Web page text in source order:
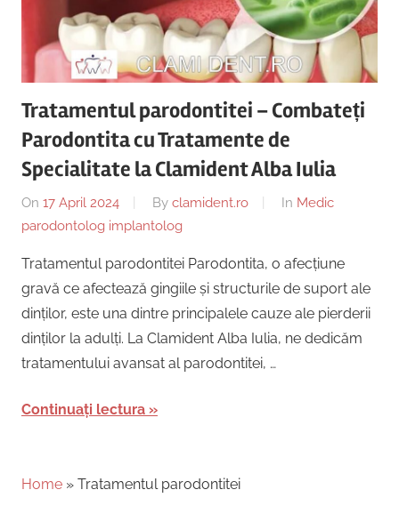
Centru
Implantologie
Dentist,
Strada
19,
Alba
Iulia
România
+40754463365
Tratamentul parodontitei – Combateți
Parodontita cu Tratamente de
Specialitate la Clamident Alba Iulia
On 17 April 2024 By clamident.ro In Medic
parodontolog implantolog
Tratamentul parodontitei Parodontita, o afecțiune
gravă ce afectează gingiile și structurile de suport ale
dinților, este una dintre principalele cauze ale pierderii
dinților la adulți. La Clamident Alba Iulia, ne dedicăm
tratamentului avansat al parodontitei, …
Continuați lectura
Home » Tratamentul parodontitei